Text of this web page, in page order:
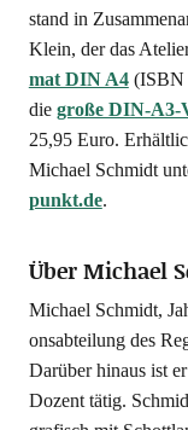
stand in
Klein, der das
mat DIN A4(ISBN
die gro­ße DIN-A3-
25,95 Euro.
Micha­el Schmidt
punkt.de.
Über Michael
Micha­el Schmidt,
ons­ab­tei­lung des
Dar­über hin­aus ist
Dozent tätig.